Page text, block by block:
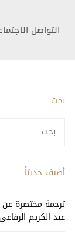
التواصل
بحث
عن:
أضيف حديثاً
ترجمة مختصرة عن
عبد الكريم الرفاعي